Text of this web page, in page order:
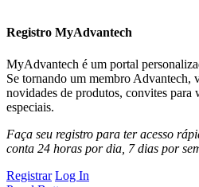
Registro MyAdvantech
MyAdvantech é um portal
Se tornando um membro Advantech,
novidades de produtos, convites para
especiais.
Faça seu registro para ter acesso
conta 24 horas por dia, 7 dias por
Registrar Log In